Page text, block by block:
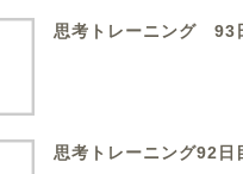
思考トレーニング 93
思考トレーニング92日